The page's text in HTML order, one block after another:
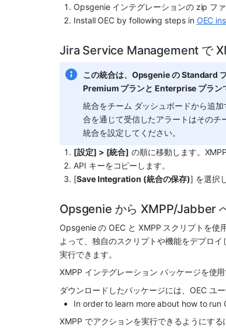
Opsgenie インテグレーションの zip フ
Install OEC by following steps in OEC
Jira Service Management で
この統合は、Opsgenie の Standard
Premium プランと Enterprise プラン
統合をチーム ダッシュボードから追
合を通じて受信したアラートはそのチ
統合を設定してください。
[設定] > [統合] の順に移動します。
API キーをコピーします。
[Save Integration (統合の保存)] を選択
Opsgenie から XMPP/Jabber
Opsgenie の OEC と XMPP スクリプトを使用
よって、独自のスクリプトや機能をデプロ
実行できます。
XMPP インテグレーション パッケージを使
ダウンロードしたパッケージには、OEC ユ
In order to learn more about how to run
XMPP でアクションを実行できるようにす